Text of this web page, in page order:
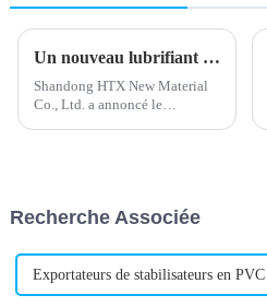
Un nouveau lubrifiant externe en PVC améliore les performances du produit
Shandong HTX New Material
Co., Ltd. a annoncé le
pour divers secteurs, vise à…
Recherche Associée
Exportateurs de stabilisateurs en PVC